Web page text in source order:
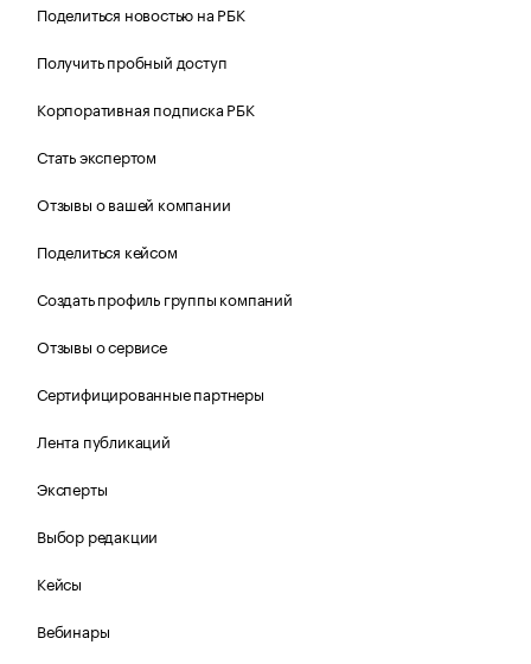
Поделиться новостью на РБК
Получить пробный доступ
Корпоративная подписка РБК
Стать экспертом
Отзывы о вашей компании
Поделиться кейсом
Создать профиль группы компаний
Отзывы о сервисе
Сертифицированные партнеры
Лента публикаций
Эксперты
Выбор редакции
Кейсы
Вебинары